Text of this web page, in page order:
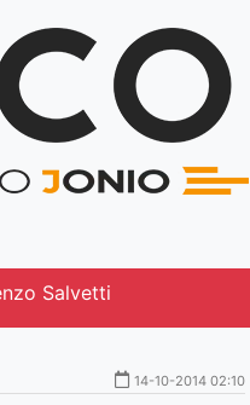
Salvetti
14-10-2014 02:10